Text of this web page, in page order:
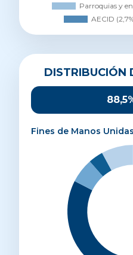
DISTRIBUCIÓN
Fines de Manos Unidas
Distribución de
Proyectos de
Promoción y
Administración y